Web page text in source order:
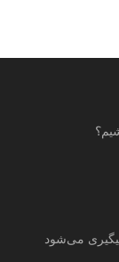
می‌شود